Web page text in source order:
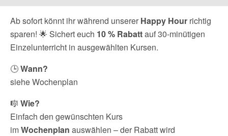
Ab sofort könnt ihr während unserer Happy Hour richtig
sparen! 🌟 Sichert euch 10 % Rabattauf 30-minütigen
Einzelunterricht in ausgewählten Kursen.
🕒Wann?
siehe Wochenplan
🎼 Wie?
Einfach den gewünschten Kurs
imWochenplan auswählen – der Rabatt wird